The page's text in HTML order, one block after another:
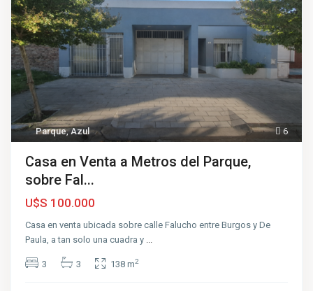
6
Parque,Azul
Casa en Venta a Metros del Parque,
sobre Fal...
U$S 100.000
Casa en venta ubicada sobre calle Falucho entre Burgos y De
Paula, a tan solo una cuadra y
3 3 138 m2